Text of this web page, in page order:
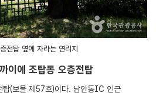
전탑 옆에 자라는 연리지
이에 조탑동 오층전탑
탑(보물 제57호)이다. 남안동IC 인근